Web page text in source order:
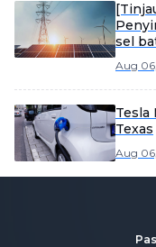
sel
Aug
Tesla
Texas
Aug